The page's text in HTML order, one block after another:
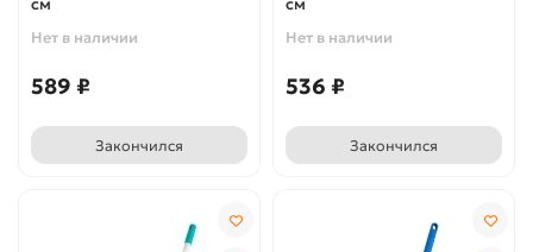
см
Нет в наличии
589 ₽
Закончился
см
Нет в наличии
536 ₽
Закончился